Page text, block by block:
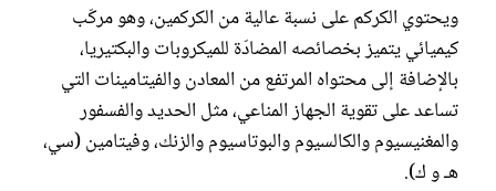
ويحتوي الكركم على نسبة عالية من الكركمين، وهو مركّب
كيميائي يتميز بخصائصه المضادّة للميكروبات والبكتيريا،
بالإضافة إلى محتواه المرتفع من المعادن والفيتامينات التي
تساعد على تقوية الجهاز المناعي، مثل الحديد والفسفور
والمغنيسيوم والكالسيوم والبوتاسيوم والزنك، وفيتامين (سي،
هـ و ك).